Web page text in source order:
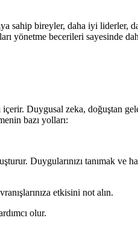
sahip bireyler, daha iyi liderler,
yönetme becerileri sayesinde
Duygusal zeka, doğuştan
bazı yolları:
Duygularınızı tanımak ve
etkisini not alın.
olur.